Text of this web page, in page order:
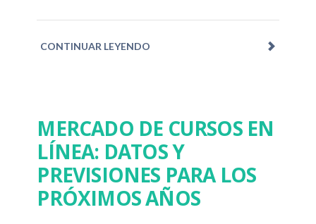
CONTINUAR LEYENDO
MERCADO DE CURSOS EN
LÍNEA: DATOS Y
PREVISIONES PARA LOS
PRÓXIMOS AÑOS